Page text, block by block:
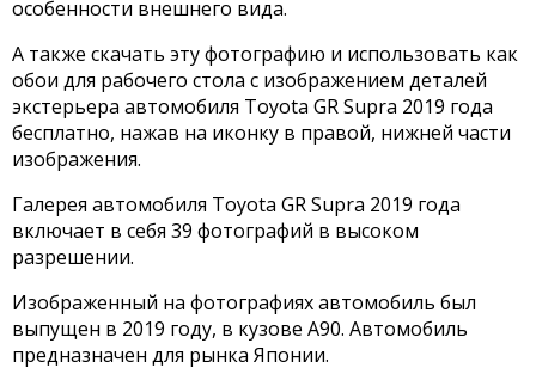
особенности внешнего вида.
А также скачать эту фотографию и использовать как
обои для рабочего стола с изображением деталей
экстерьера автомобиля Toyota GR Supra 2019 года
бесплатно, нажав на иконку в правой, нижней части
изображения.
Галерея автомобиля Toyota GR Supra 2019 года
включает в себя 39 фотографий в высоком
разрешении.
Изображенный на фотографиях автомобиль был
выпущен в 2019 году, в кузове A90. Автомобиль
предназначен для рынка Японии.